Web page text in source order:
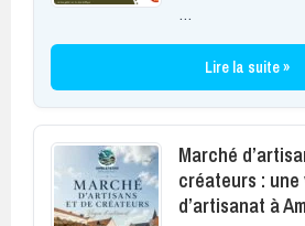
…
Lire la suite »
Marché
créateurs : une
d’artisanat à